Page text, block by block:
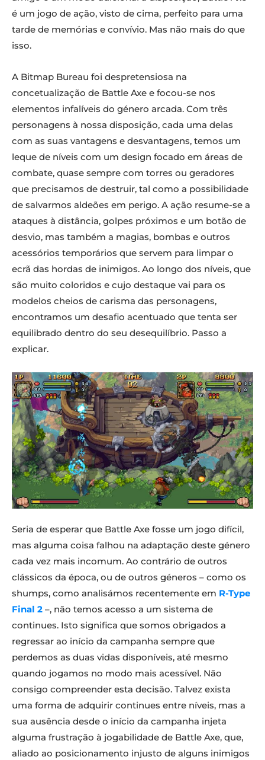
é um jogo de ação, visto de cima, perfeito para uma
tarde de memórias e convívio. Mas não mais do que
isso.
A Bitmap Bureau foi despretensiosa na
concetualização de Battle Axe e focou-se nos
elementos infalíveis do género arcada. Com três
personagens à nossa disposição, cada uma delas
com as suas vantagens e desvantagens, temos um
leque de níveis com um design focado em áreas de
combate, quase sempre com torres ou geradores
que precisamos de destruir, tal como a possibilidade
de salvarmos aldeões em perigo. A ação resume-se a
ataques à distância, golpes próximos e um botão de
desvio, mas também a magias, bombas e outros
acessórios temporários que servem para limpar o
ecrã das hordas de inimigos. Ao longo dos níveis, que
são muito coloridos e cujo destaque vai para os
modelos cheios de carisma das personagens,
encontramos um desafio acentuado que tenta ser
equilibrado dentro do seu desequilíbrio. Passo a
explicar.
Seria de esperar que Battle Axe fosse um jogo difícil,
mas alguma coisa falhou na adaptação deste género
cada vez mais incomum. Ao contrário de outros
clássicos da época, ou de outros géneros – como os
shumps, como analisámos recentemente em R-Type
Final 2 –, não temos acesso a um sistema de
continues. Isto significa que somos obrigados a
regressar ao início da campanha sempre que
perdemos as duas vidas disponíveis, até mesmo
quando jogamos no modo mais acessível. Não
consigo compreender esta decisão. Talvez exista
uma forma de adquirir continues entre níveis, mas a
sua ausência desde o início da campanha injeta
alguma frustração à jogabilidade de Battle Axe, que,
aliado ao posicionamento injusto de alguns inimigos